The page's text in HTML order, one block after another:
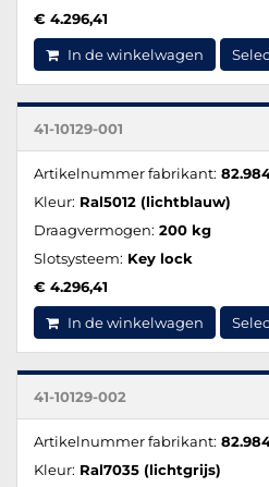
€ 4.296,41
In de winkelwagen
41-10129-001
Artikelnummer fabrikant:
Kleur: Ral5012 (lichtblauw)
Draagvermogen: 200 kg
Slotsysteem: Key lock
€ 4.296,41
In de winkelwagen
41-10129-002
Artikelnummer fabrikant:
Kleur: Ral7035 (lichtgrijs)